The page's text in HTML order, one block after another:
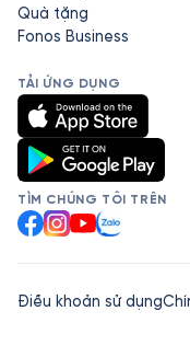
Quà tặng
Fonos Business
TẢI ỨNG DỤNG
TÌM CHÚNG TÔI TRÊN
Facebook
Instagram
YouTube
Zalo
Điều khoản sử dụng